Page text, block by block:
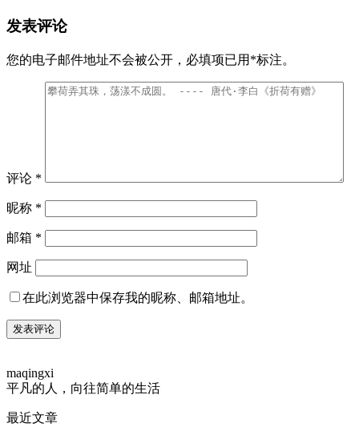
发表评论
您的电子邮件地址不会被公开， 必填项已用 *标注。
评论 *
昵称 *
邮箱 *
网址
在此浏览器中保存我的昵称、邮箱地址。
maqingxi
平凡的人，向往简单的生活
最近文章